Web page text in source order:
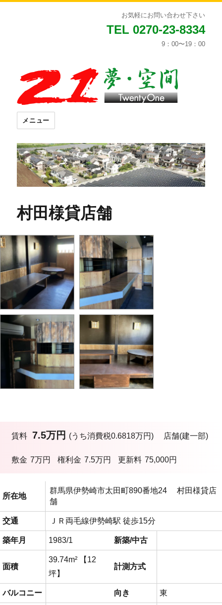
お気軽にお問い合わせ下さい
TEL 0270-23-8334
9：00〜19：00
メニュー
村田様貸店舗
賃料 7.5万円 (うち消費税0.6818万円) 店舗(建一部)
敷金 7万円 権利金 7.5万円 更新料 75,000円
所在地
群馬県伊勢崎市太田町890番地24 村田様貸店
舗
交通 ＪＲ両毛線伊勢崎駅 徒歩15分
築年月 1983/1 新築/中古
面積
39.74m² 【12
坪】
計測方式
バルコニー 向き 東